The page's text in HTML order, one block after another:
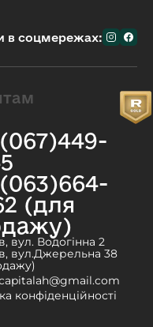
в соцмережах:
(для
вул. Водогінна 2
вул.Джерельна 38
конфіденційності